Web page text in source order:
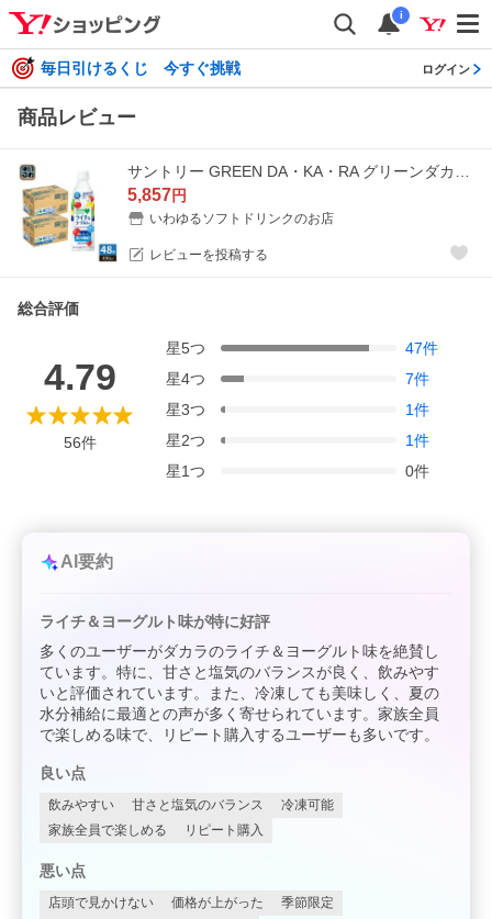
i
毎日引けるくじ 今すぐ挑戦 ログイン
商品レビュー
5,857円
いわゆるソフトドリンクのお店
レビューを投稿する
総合評価
4.79
56件
星5つ 47件
星4つ 7件
星3つ 1件
星2つ 1件
星1つ 0件
AI要約
ライチ＆ヨーグルト味が特に好評
多くのユーザーがダカラのライチ＆ヨーグルト味を絶賛し
ています。特に、甘さと塩気のバランスが良く、飲みやす
いと評価されています。また、冷凍しても美味しく、夏の
水分補給に最適との声が多く寄せられています。家族全員
で楽しめる味で、リピート購入するユーザーも多いです。
良い点
飲みやすい 甘さと塩気のバランス
冷凍可能
家族全員で楽しめる
リピート購入
悪い点
店頭で見かけない 価格が上がった
季節限定